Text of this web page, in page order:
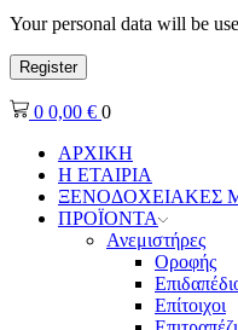
Your personal data will be
Register
0 0,00 € 0
ΑΡΧΙΚΗ
Η ΕΤΑΙΡΙΑ
ΞΕΝΟΔΟΧΕΙΑΚΕΣ
ΠΡΟΪΟΝΤΑ
Ανεμιστήρες
Οροφής
Επίτοιχοι